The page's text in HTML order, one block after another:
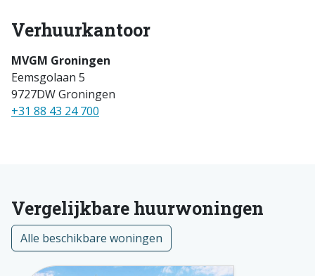
Verhuurkantoor
MVGM Groningen
Eemsgolaan 5
9727DW Groningen
+31 88 43 24 700
Vergelijkbare huurwoningen
Alle beschikbare woningen